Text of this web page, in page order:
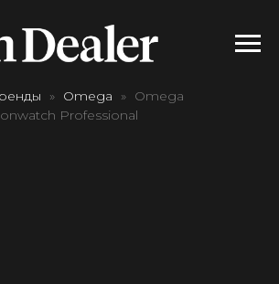
Omega
Omega
Professional